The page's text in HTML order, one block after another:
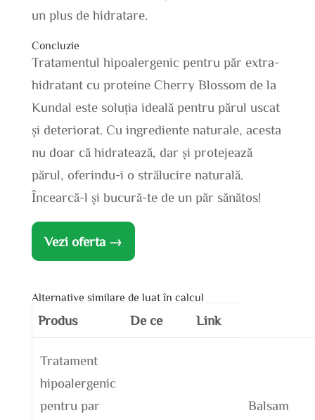
un plus de hidratare.
Concluzie
Tratamentul hipoalergenic pentru păr extra-
hidratant cu proteine Cherry Blossom de la
Kundal este soluția ideală pentru părul uscat
și deteriorat. Cu ingrediente naturale, acesta
nu doar că hidratează, dar și protejează
părul, oferindu-i o strălucire naturală.
Încearcă-l și bucură-te de un păr sănătos!
Vezi oferta →
Alternative similare de luat în calcul
Produs De ce Link
Tratament
hipoalergenic
pentru par
Balsam